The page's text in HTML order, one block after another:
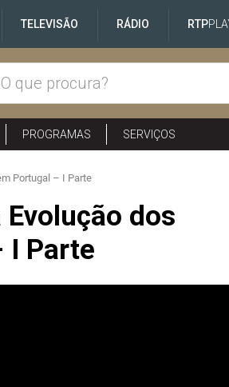
TELEVISÃO RÁDIO RTP
PROGRAMAS SERVIÇOS
Portugal – I Parte
dos
I Parte